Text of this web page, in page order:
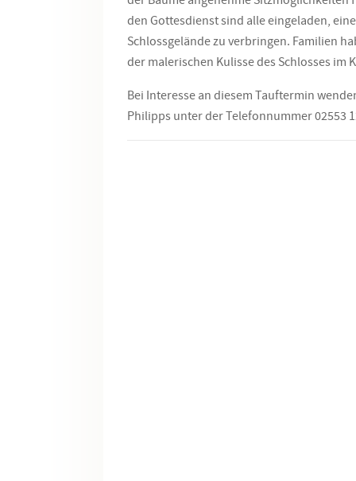
den Gottesdienst sind alle eingeladen,
Schlossgelände zu verbringen. Familien
der malerischen Kulisse des Schlosses im
Bei Interesse an diesem Tauftermin
Philipps unter der Telefonnummer 02553